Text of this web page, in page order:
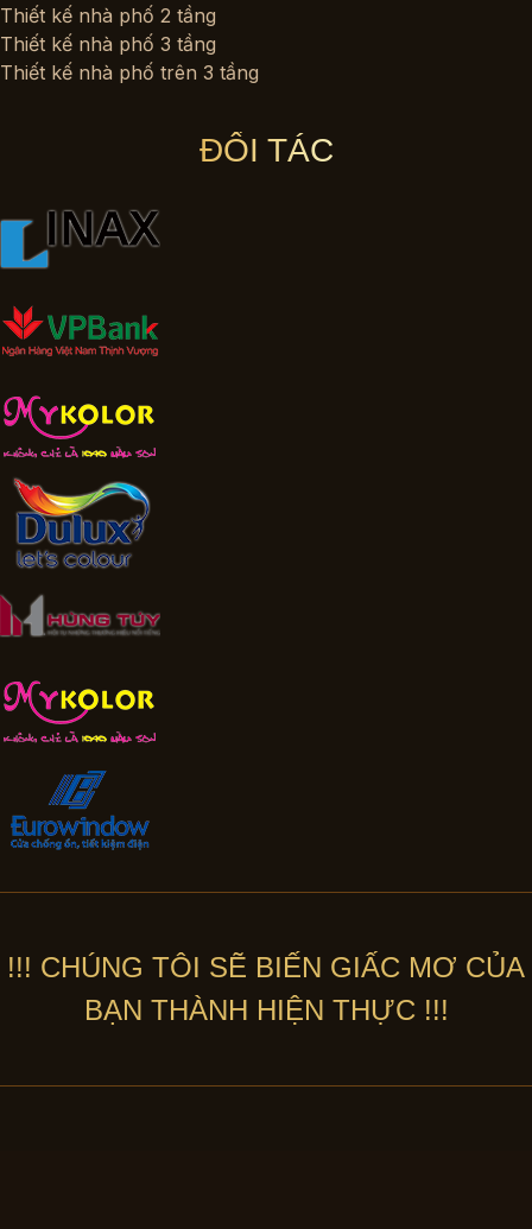
Thiết kế nhà phố 2 tầng
Thiết kế nhà phố 3 tầng
Thiết kế nhà phố trên 3 tầng
ĐỐI TÁC
!!! CHÚNG TÔI SẼ BIẾN GIẤC MƠ CỦA
BẠN THÀNH HIỆN THỰC !!!